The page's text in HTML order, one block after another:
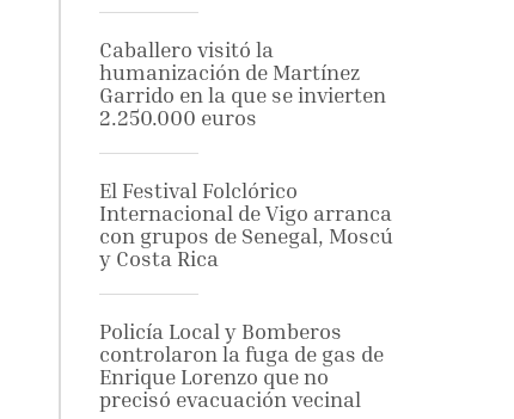
Caballero visitó la
humanización de Martínez
Garrido en la que se invierten
2.250.000 euros
El Festival Folclórico
Internacional de Vigo arranca
con grupos de Senegal, Moscú
y Costa Rica
Policía Local y Bomberos
controlaron la fuga de gas de
Enrique Lorenzo que no
precisó evacuación vecinal